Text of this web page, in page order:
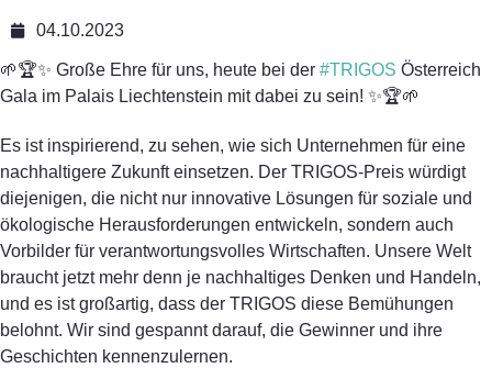
04.10.2023
🌱🏆✨ Große Ehre für uns, heute bei der #TRIGOS Österreich
Gala im Palais Liechtenstein mit dabei zu sein! ✨🏆🌱
Es ist inspirierend, zu sehen, wie sich Unternehmen für eine
nachhaltigere Zukunft einsetzen. Der TRIGOS-Preis würdigt
diejenigen, die nicht nur innovative Lösungen für soziale und
ökologische Herausforderungen entwickeln, sondern auch
Vorbilder für verantwortungsvolles Wirtschaften. Unsere Welt
braucht jetzt mehr denn je nachhaltiges Denken und Handeln,
und es ist großartig, dass der TRIGOS diese Bemühungen
belohnt. Wir sind gespannt darauf, die Gewinner und ihre
Geschichten kennenzulernen.